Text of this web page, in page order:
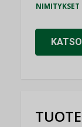
NIMITYKSET